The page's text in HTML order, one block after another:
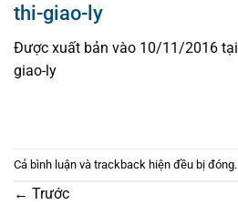
thi-giao-ly
Được xuất bản vào 10/11/2016 tại
giao-ly
Cả bình luận và trackback hiện đều bị đóng.
← Trước